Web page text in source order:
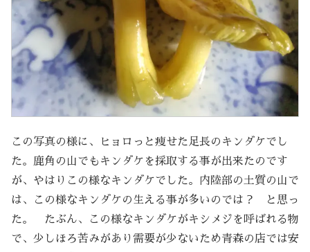
この写真の様に、ヒョロっと痩せた足長のキンダケでし
た。鹿角の山でもキンダケを採取する事が出来たのです
が、やはりこの様なキンダケでした。内陸部の土質の山で
は、この様なキンダケの生える事が多いのでは？ と思っ
た。 たぶん、この様なキンダケがキシメジを呼ばれる物
で、少しほろ苦みがあり需要が少ないため青森の店では安